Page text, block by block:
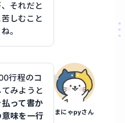
それだと
しむこと
。
まにゃpyさん
行程のコ
みようと
って書か
味を一行